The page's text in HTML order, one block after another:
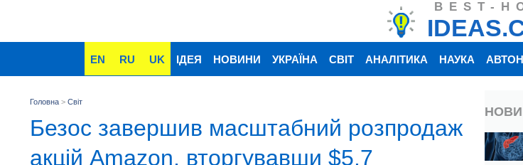
BEST-
EN RU UK ІДЕЯ НОВИНИ УКРАЇНА СВІТ АНАЛІТИКА НАУКА
Головна > Світ
Безос завершив масштабний розпродаж
акцій Amazon, вторгувавши $5,7